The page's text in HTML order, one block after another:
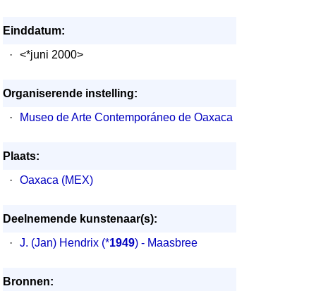
Einddatum:
·
<*juni 2000>
Organiserende instelling:
·
Museo de Arte Contemporáneo de Oaxaca
Plaats:
·
Oaxaca (MEX)
Deelnemende kunstenaar(s):
·
J. (Jan) Hendrix (*1949) - Maasbree
Bronnen: